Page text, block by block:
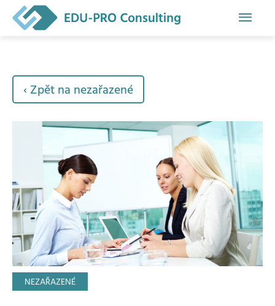
‹ Zpět na nezařazené
NEZAŘAZENÉ